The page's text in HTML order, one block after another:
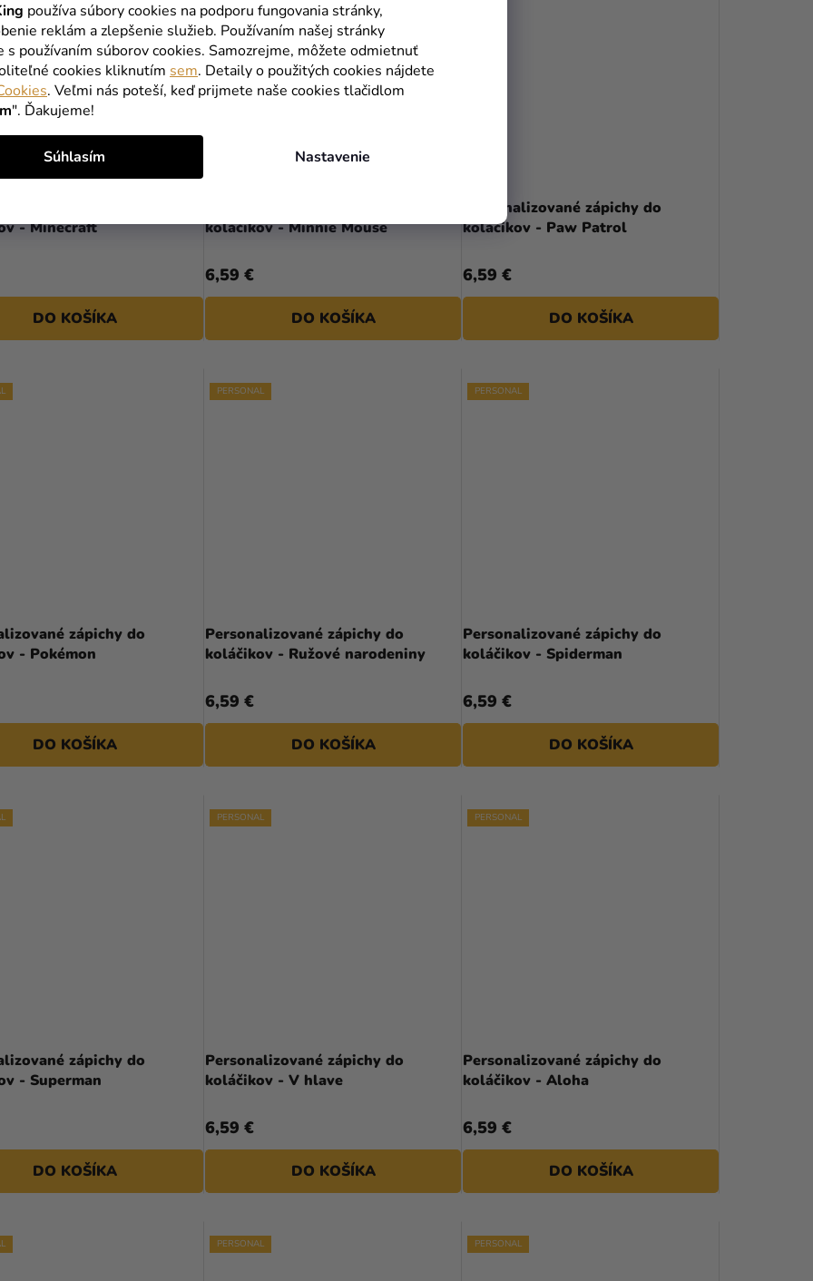
používa súbory cookies na podporu fungovania stránky,
reklám a zlepšenie služieb. Používaním našej stránky
s používaním súborov cookies. Samozrejme, môžete odmietnuť
cookies kliknutím sem. Detaily o použitých cookies nájdete
. Veľmi nás poteší, keď prijmete naše cookies tlačidlom
". Ďakujeme!
Nastavenie
Súhlasím
koláčikov - Minecraft
DO KOŠÍKA
koláčikov - Minnie Mouse
6,59 €
DO KOŠÍKA
Personalizované zápichy do
koláčikov - Paw Patrol
6,59 €
DO KOŠÍKA
zápichy do
koláčikov - Pokémon
DO KOŠÍKA
PERSONAL
Personalizované zápichy do
koláčikov - Ružové narodeniny
6,59 €
DO KOŠÍKA
PERSONAL
Personalizované zápichy do
koláčikov - Spiderman
6,59 €
DO KOŠÍKA
zápichy do
koláčikov - Superman
DO KOŠÍKA
PERSONAL
Personalizované zápichy do
koláčikov - V hlave
6,59 €
DO KOŠÍKA
PERSONAL
Personalizované zápichy do
koláčikov - Aloha
6,59 €
DO KOŠÍKA
PERSONAL PERSONAL